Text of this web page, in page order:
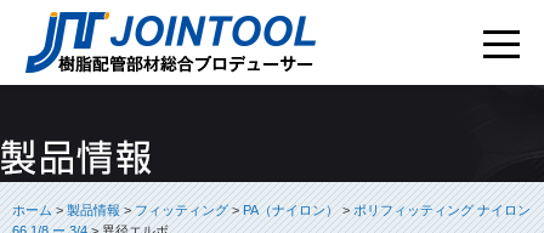
ホーム>製品情報>フィッティング>PA（ナイロン）>ポリフィッティング ナイロン